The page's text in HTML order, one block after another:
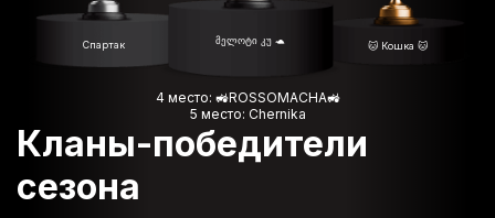
მელოტი კუ 🐢
Спартак 🐱 Кошка 🐱
4 место: 🚜ROSSOMACHA🚜
5 место: Chernika
Кланы-победители
сезона